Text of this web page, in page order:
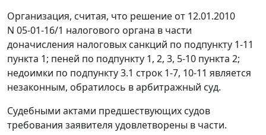
Организация, считая, что решение от 12.01.2010
N 05-01-16/1 налогового органа в части
доначисления налоговых санкций по подпункту 1-11
пункта 1; пеней по подпункту 1, 2, 3, 5-10 пункта 2;
недоимки по подпункту 3.1 строк 1-7, 10-11 является
незаконным, обратилось в арбитражный суд.
Судебными актами предшествующих судов
требования заявителя удовлетворены в части.